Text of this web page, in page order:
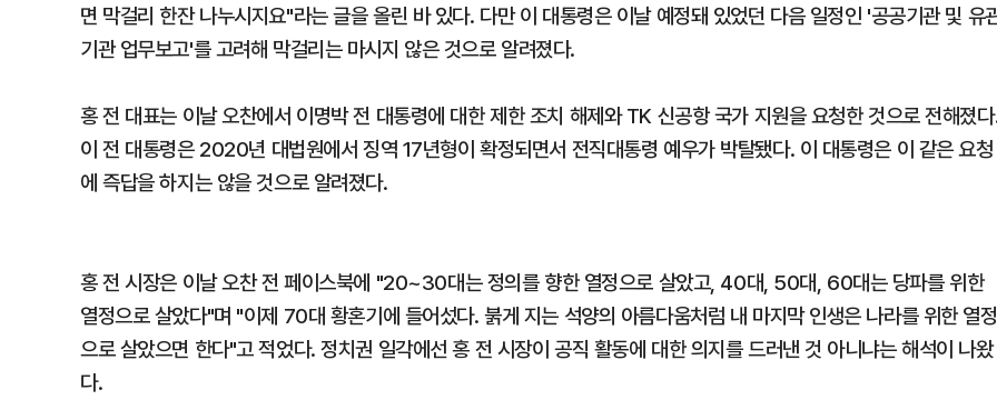
면 막걸리 한잔 나누시지요"라는 글을 올린 바 있다. 다만 이 대통령은 이날 예정돼 있었던 다음 일정인 '공공기관 및 유
기관 업무보고'를 고려해 막걸리는 마시지 않은 것으로 알려졌다.
홍 전 대표는 이날 오찬에서 이명박 전 대통령에 대한 제한 조치 해제와 TK 신공항 국가 지원을 요청한 것으로 전해졌
이 전 대통령은 2020년 대법원에서 징역 17년형이 확정되면서 전직대통령 예우가 박탈됐다. 이 대통령은 이 같은 요청
에 즉답을 하지는 않을 것으로 알려졌다.
홍 전 시장은 이날 오찬 전 페이스북에 "20~30대는 정의를 향한 열정으로 살았고, 40대, 50대, 60대는 당파를 위한
열정으로 살았다"며 "이제 70대 황혼기에 들어섰다. 붉게 지는 석양의 아름다움처럼 내 마지막 인생은 나라를 위한 열정
으로 살았으면 한다"고 적었다. 정치권 일각에선 홍 전 시장이 공직 활동에 대한 의지를 드러낸 것 아니냐는 해석이 나왔
다.